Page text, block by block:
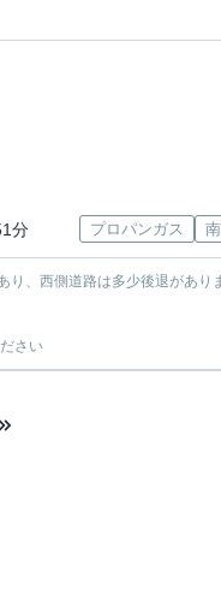
分 プロパンガス
、西側道路は多少後退があり
さい